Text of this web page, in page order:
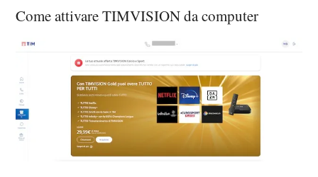
Come attivare TIMVISION da computer